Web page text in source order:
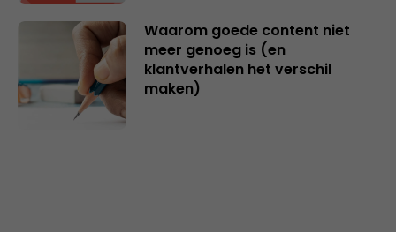
Waarom goede content niet
meer genoeg is (en
klantverhalen het verschil
maken)